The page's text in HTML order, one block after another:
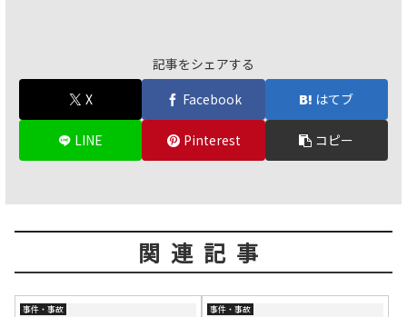
記事をシェアする
X
Facebook はてブ
LINE Pinterest コピー
関連記事
事件・事故 事件・事故